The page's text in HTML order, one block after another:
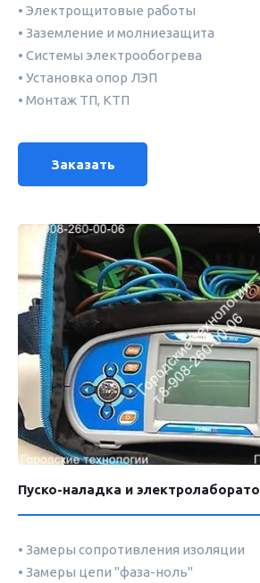
• Электрощитовые работы
• Заземление и молниезащита
• Системы электрообогрева
• Установка опор ЛЭП
• Монтаж ТП, КТП
Заказать
Пуско-наладка и
• Замеры сопротивления изоляции
• Замеры цепи "фаза-ноль"